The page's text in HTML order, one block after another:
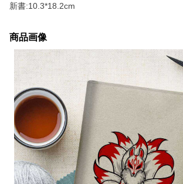
新書:10.3*18.2cm
商品画像